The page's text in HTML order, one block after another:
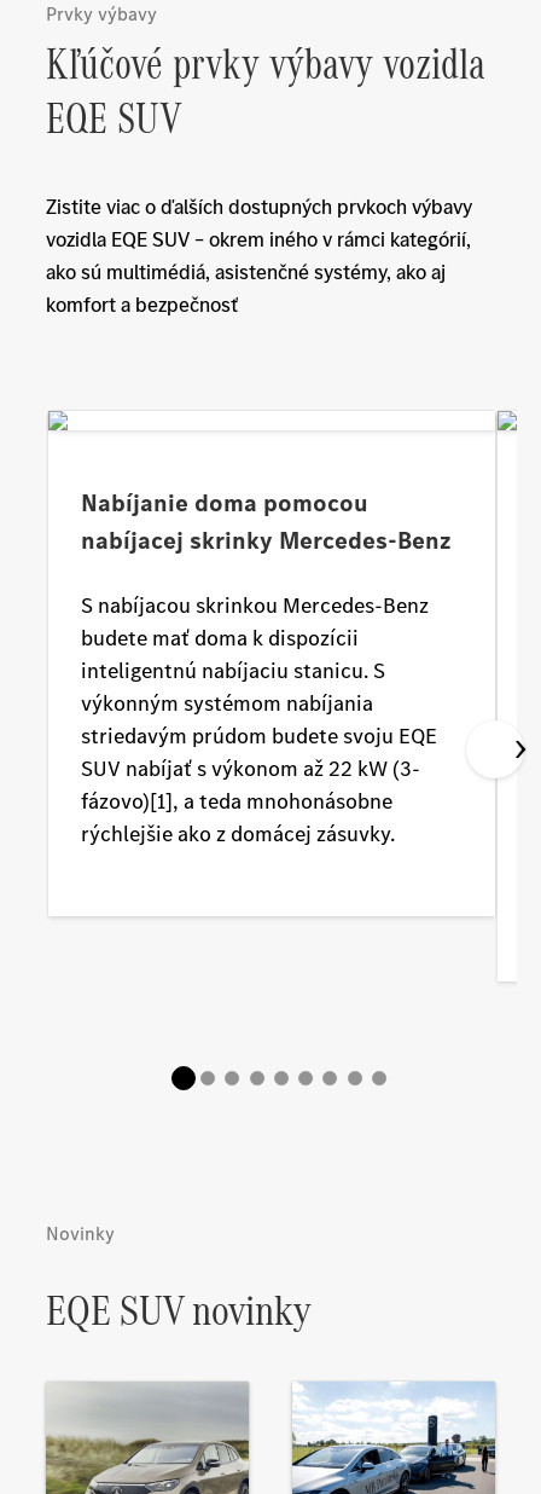
Prvky výbavy
Kľúčové prvky výbavy vozidla
EQE SUV
Zistite viac o ďalších dostupných prvkoch výbavy
vozidla EQE SUV – okrem iného v rámci kategórií,
ako sú multimédiá, asistenčné systémy, ako aj
komfort a bezpečnosť
Nabíjanie doma pomocou
nabíjacej skrinky Mercedes-Benz
S nabíjacou skrinkou Mercedes-Benz
budete mať doma k dispozícii
inteligentnú nabíjaciu stanicu. S
výkonným systémom nabíjania
striedavým prúdom budete svoju EQE
SUV nabíjať s výkonom až 22 kW (3-
fázovo)[1], a teda mnohonásobne
rýchlejšie ako z domácej zásuvky.
Novinky
EQE SUV novinky